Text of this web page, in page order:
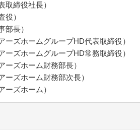
締役社長）
）
長）
ームグループHD代表取締役）
ムグループHD常務取締役）
ーム財務部長）
ーム財務部次長）
ホーム）